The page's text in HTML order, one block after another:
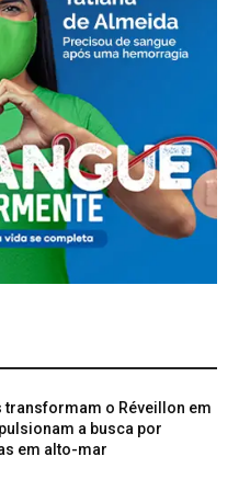
transformam o Réveillon em
a busca por
em alto-mar